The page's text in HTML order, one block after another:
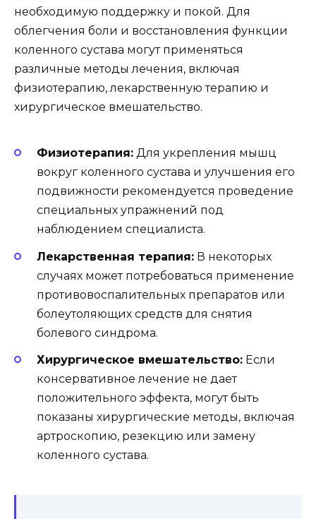
необходимую поддержку и покой. Для
облегчения боли и восстановления функции
коленного сустава могут применяться
различные методы лечения, включая
физиотерапию, лекарственную терапию и
хирургическое вмешательство.
Физиотерапия: Для укрепления мышц
вокруг коленного сустава и улучшения его
подвижности рекомендуется проведение
специальных упражнений под
наблюдением специалиста.
Лекарственная терапия: В некоторых
случаях может потребоваться применение
противовоспалительных препаратов или
болеутоляющих средств для снятия
болевого синдрома.
Хирургическое вмешательство: Если
консервативное лечение не дает
положительного эффекта, могут быть
показаны хирургические методы, включая
артроскопию, резекцию или замену
коленного сустава.